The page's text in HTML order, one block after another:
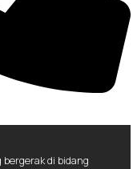
di bidang